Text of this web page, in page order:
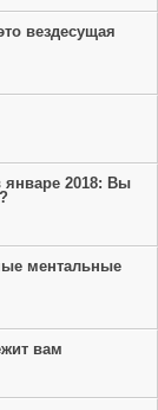
вездесущая
январе 2018: Вы
ментальные
вам